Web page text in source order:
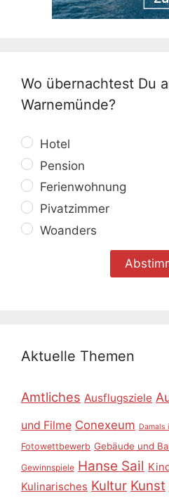
Wo übernachtest Du
Warnemünde?
Hotel
Pension
Ferienwohnung
Pivatzimmer
Woanders
Aktuelle Themen
Amtliches Ausflugsziele
und Filme Conexeum Damals
Fotowettbewerb Gebäude und
Gewinnspiele Hanse Sail
Kulinarisches Kultur Kunst